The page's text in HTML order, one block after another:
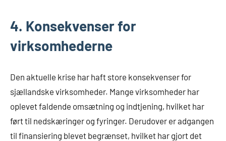
4. Konsekvenser for
virksomhederne
Den aktuelle krise har haft store konsekvenser for
sjællandske virksomheder. Mange virksomheder har
oplevet faldende omsætning og indtjening, hvilket har
ført til nedskæringer og fyringer. Derudover er adgangen
til finansiering blevet begrænset, hvilket har gjort det